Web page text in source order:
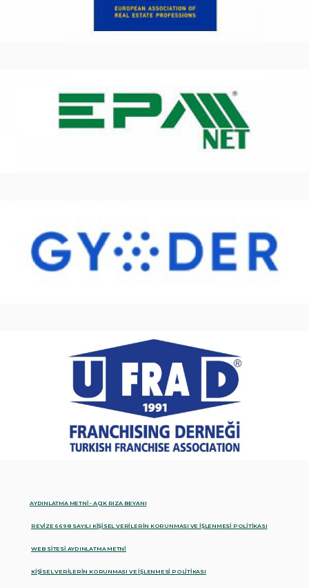
AYDINLATMA METNİ - AÇIK RIZA BEYANI
REVİZE 6698 SAYILI KİŞİSEL VERİLERİN KORUNMASI VE İŞLENMESİ POLİTİKASI
WEB SİTESİ AYDINLATMA METNİ
KİŞİSEL VERİLERİN KORUNMASI VE İŞLENMESİ POLİTİKASI